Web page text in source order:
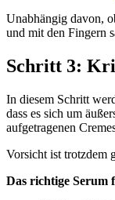
Unabhängig davon,
und mit den Fingern
Schritt 3:
In diesem Schritt
dass es sich um
aufgetragenen
Vorsicht ist trotzdem
Das richtige Serum